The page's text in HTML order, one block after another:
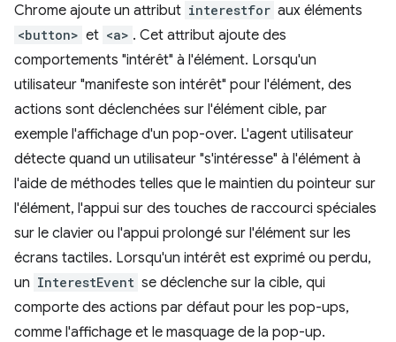
Chrome ajoute un attribut interestfor aux éléments
<button> et <a> . Cet attribut ajoute des
comportements "intérêt" à l'élément. Lorsqu'un
utilisateur "manifeste son intérêt" pour l'élément, des
actions sont déclenchées sur l'élément cible, par
exemple l'affichage d'un pop-over. L'agent utilisateur
détecte quand un utilisateur "s'intéresse" à l'élément à
l'aide de méthodes telles que le maintien du pointeur sur
l'élément, l'appui sur des touches de raccourci spéciales
sur le clavier ou l'appui prolongé sur l'élément sur les
écrans tactiles. Lorsqu'un intérêt est exprimé ou perdu,
un InterestEvent se déclenche sur la cible, qui
comporte des actions par défaut pour les pop-ups,
comme l'affichage et le masquage de la pop-up.